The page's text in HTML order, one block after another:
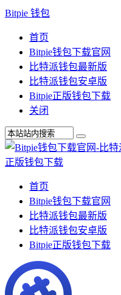
Bitpie 钱包
首页
Bitpie钱包下载官网
比特派钱包最新版
比特派钱包安卓版
Bitpie正版钱包下载
关闭
首页
Bitpie钱包下载官网
比特派钱包最新版
比特派钱包安卓版
Bitpie正版钱包下载